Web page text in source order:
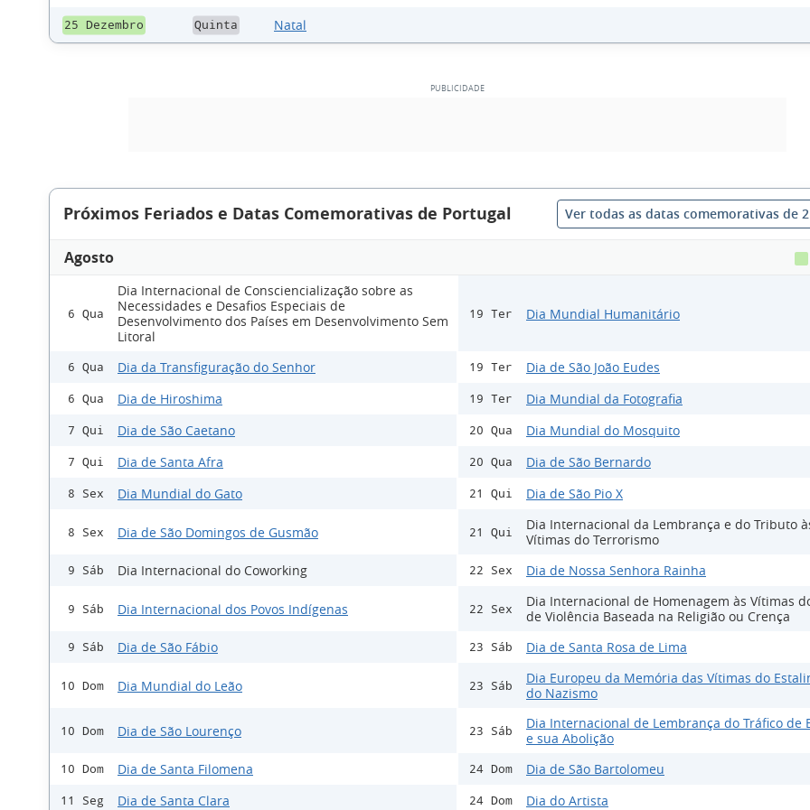
25 Dezembro Quinta Natal
Próximos Feriados e Datas Comemorativas de Portugal Ver todas as datas comemorativas de
Agosto
6 Qua
Dia Internacional de Consciencialização sobre as
Necessidades e Desafios Especiais de
Desenvolvimento dos Países em Desenvolvimento Sem
Litoral
6 Qua Dia da Transfiguração do Senhor
6 Qua Dia de Hiroshima
7 Qui Dia de São Caetano
7 Qui Dia de Santa Afra
8 Sex Dia Mundial do Gato
8 Sex Dia de São Domingos de Gusmão
9 Sáb Dia Internacional do Coworking
9 Sáb Dia Internacional dos Povos Indígenas
9 Sáb Dia de São Fábio
10 Dom Dia Mundial do Leão
10 Dom Dia de São Lourenço
10 Dom Dia de Santa Filomena
11 Seg Dia de Santa Clara
19 Ter Dia Mundial Humanitário
19 Ter Dia de São João Eudes
19 Ter Dia Mundial da Fotografia
20 Qua Dia Mundial do Mosquito
20 Qua Dia de São Bernardo
21 Qui Dia de São Pio X
21 Qui
Dia Internacional da Lembrança e do Tributo
Vítimas do Terrorismo
22 Sex Dia de Nossa Senhora Rainha
22 Sex
Dia Internacional de Homenagem às Vítimas
de Violência Baseada na Religião ou Crença
23 Sáb Dia de Santa Rosa de Lima
23 Sáb
Dia Europeu da Memória das Vítimas do
do Nazismo
23 Sáb
Dia Internacional de Lembrança do Tráfico de
e sua Abolição
24 Dom Dia de São Bartolomeu
24 Dom Dia do Artista